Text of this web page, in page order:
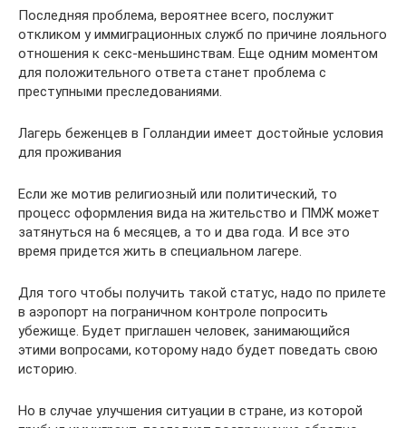
Последняя проблема, вероятнее всего, послужит
откликом у иммиграционных служб по причине лояльного
отношения к секс-меньшинствам. Еще одним моментом
для положительного ответа станет проблема с
преступными преследованиями.
Лагерь беженцев в Голландии имеет достойные условия
для проживания
Если же мотив религиозный или политический, то
процесс оформления вида на жительство и ПМЖ может
затянуться на 6 месяцев, а то и два года. И все это
время придется жить в специальном лагере.
Для того чтобы получить такой статус, надо по прилете
в аэропорт на пограничном контроле попросить
убежище. Будет приглашен человек, занимающийся
этими вопросами, которому надо будет поведать свою
историю.
Но в случае улучшения ситуации в стране, из которой